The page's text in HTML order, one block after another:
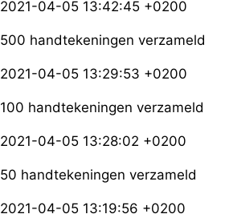
2021-04-05 13:42:45 +0200
500 handtekeningen verzameld
2021-04-05 13:29:53 +0200
100 handtekeningen verzameld
2021-04-05 13:28:02 +0200
50 handtekeningen verzameld
2021-04-05 13:19:56 +0200